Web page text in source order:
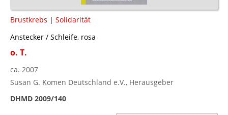
Brustkrebs | Solidarität
Anstecker / Schleife, rosa
o. T.
ca. 2007
Susan G. Komen Deutschland e.V., Herausgeber
DHMD 2009/140